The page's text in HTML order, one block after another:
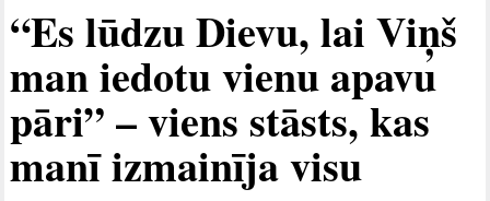
“Es lūdzu Dievu, lai Viņš
man iedotu vienu apavu
pāri” – viens stāsts, kas
manī izmainīja visu